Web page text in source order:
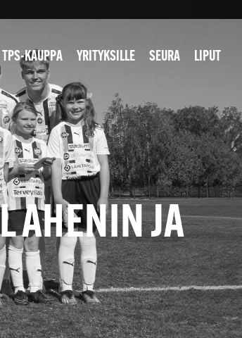
TPS-KAUPPA YRITYKSILLE SEURA LIPUT
AHENIN JA